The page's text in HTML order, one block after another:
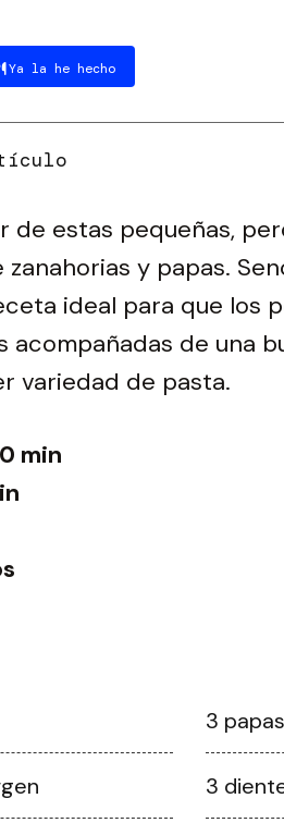
Ya la he hecho
de estas pequeñas,
y papas.
ideal para que los
acompañadas de una
variedad de pasta.
min
3 papas
3